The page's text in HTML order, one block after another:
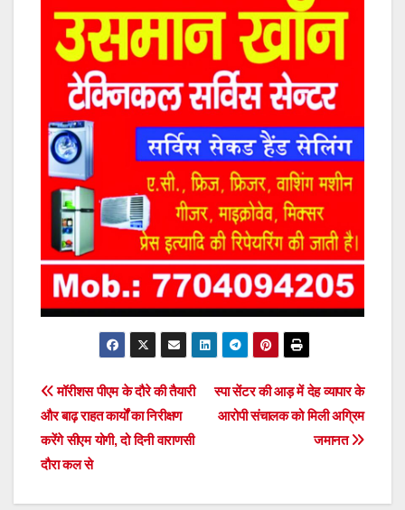
Post
navigation
स्पा सेंटर की आड़ में देह व्यापार के
आरोपी संचालक को मिली अग्रिम
जमानत
मॉरीशस पीएम के दौरे की तैयारी
और बाढ़ राहत कार्यों का निरीक्षण
करेंगे सीएम योगी, दो दिनी वाराणसी
दौरा कल से